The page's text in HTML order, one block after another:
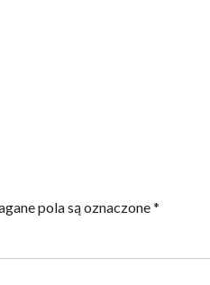
pola są oznaczone*